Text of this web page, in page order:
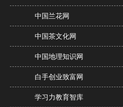
中国兰花网
中国茶文化网
中国地理知识网
白手创业致富网
学习力教育智库